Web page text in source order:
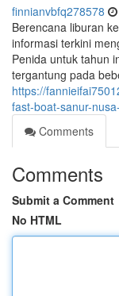
finnianvbfq278578
Berencana liburan
informasi terkini
Penida untuk tahun
tergantung pada
https://
fast-boat-sanur-
Comments
Comments
Submit a Comment
No HTML